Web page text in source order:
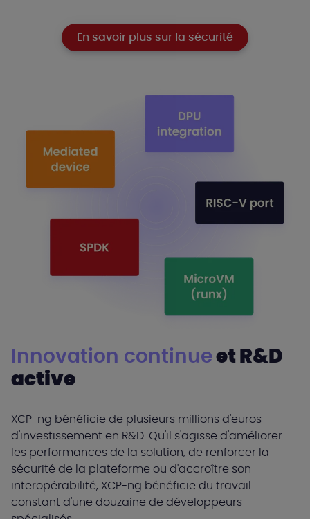
En savoir plus sur la sécurité
Innovation continue et R&D
active
XCP-ng bénéficie de plusieurs millions d'euros
d'investissement en R&D. Qu'il s'agisse d'améliorer
les performances de la solution, de renforcer la
sécurité de la plateforme ou d'accroître son
interopérabilité, XCP-ng bénéficie du travail
constant d'une douzaine de développeurs